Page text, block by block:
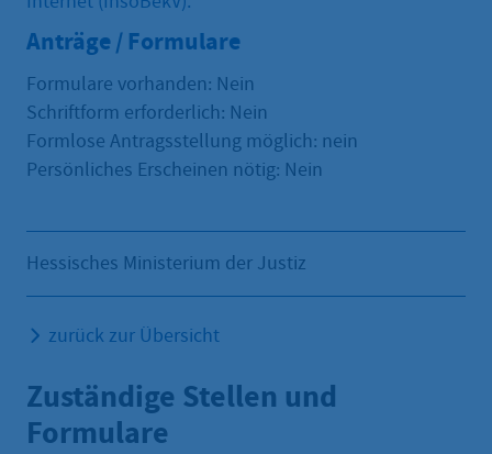
Anträge / Formulare
Formulare vorhanden: Nein
Schriftform erforderlich: Nein
Formlose Antragsstellung möglich: nein
Persönliches Erscheinen nötig: Nein
Hessisches Ministerium der Justiz
zurück zur Übersicht
Zuständige Stellen und
Formulare